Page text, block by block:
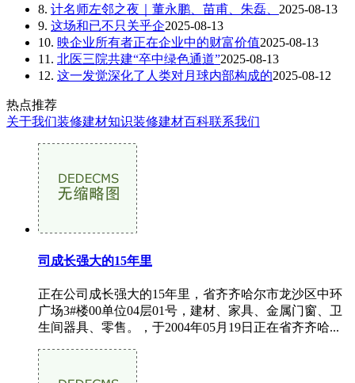
8. 计名师左邻之夜｜董永鹏、苗甫、朱磊、 2025-08-13
9. 这场和已不只关乎企2025-08-13
10. 映企业所有者正在企业中的财富价值2025-08-13
11. 北医三院共建“卒中绿色通道”2025-08-13
12. 这一发觉深化了人类对月球内部构成的2025-08-12
热点推荐
关于我们装修建材知识装修建材百科联系我们
司成长强大的15年里
正在公司成长强大的15年里，省齐齐哈尔市龙沙区中环
广场3#楼00单位04层01号，建材、家具、金属门窗、卫
生间器具、零售。，于2004年05月19日正在省齐齐哈...